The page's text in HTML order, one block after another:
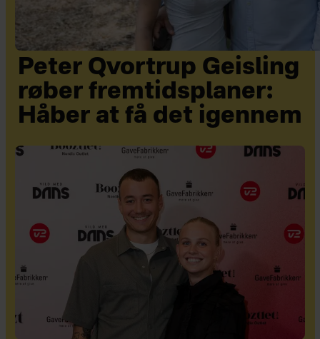
Peter Qvortrup Geisling
røber fremtidsplaner:
Håber at få det igennem